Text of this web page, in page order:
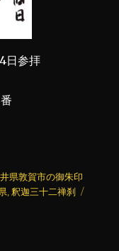
日参拝
県敦賀市の御朱印
,釈迦三十二禅刹